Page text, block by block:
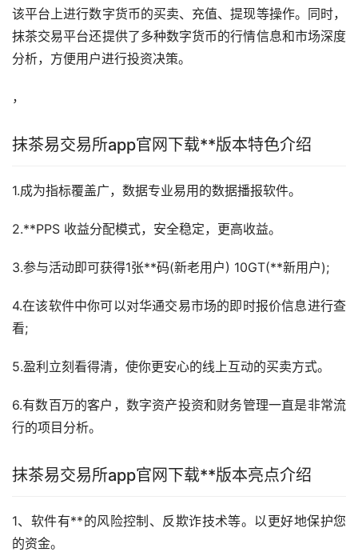
该平台上进行数字货币的买卖、充值、提现等操作。同时，
抹茶交易平台还提供了多种数字货币的行情信息和市场深度
分析，方便用户进行投资决策。
，
抹茶易交易所app官网下载**版本特色介绍
1.成为指标覆盖广，数据专业易用的数据播报软件。
2.**PPS 收益分配模式，安全稳定，更高收益。
3.参与活动即可获得1张**码(新老用户) 10GT(**新用户);
4.在该软件中你可以对华通交易市场的即时报价信息进行查
看;
5.盈利立刻看得清，使你更安心的线上互动的买卖方式。
6.有数百万的客户，数字资产投资和财务管理一直是非常流
行的项目分析。
抹茶易交易所app官网下载**版本亮点介绍
1、软件有**的风险控制、反欺诈技术等。以更好地保护您
的资金。